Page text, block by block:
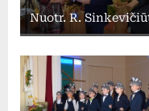
Nuotr. R.